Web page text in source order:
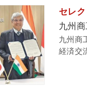
セレ
九州
九州商
経済交